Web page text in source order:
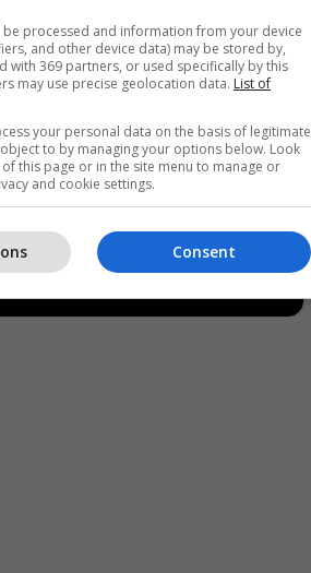
processed and information from your device
and other device data) may be stored by,
with 369 partners, or used specifically by this
may use precise geolocation data. List of
your personal data on the basis of legitimate
to by managing your options below. Look
this page or in the site menu to manage or
and cookie settings.
Consent